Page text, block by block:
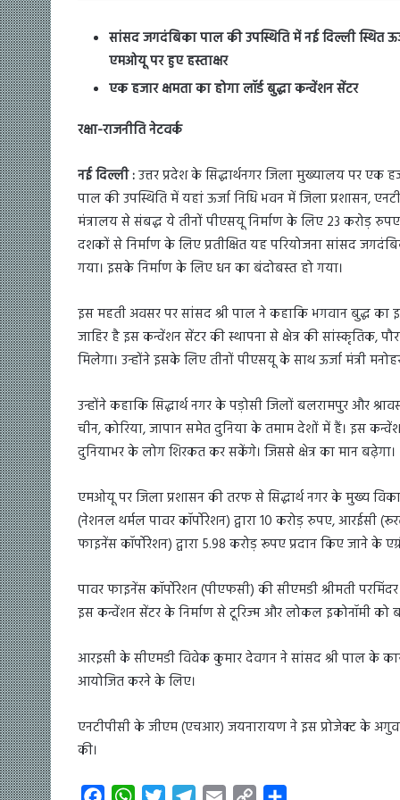
सांसद जगदंबिका पाल की उपस्थिति में नई दिल्ली स्थित
एमओयू पर हुए हस्ताक्षर
एक हजार क्षमता का होगा लॉर्ड बुद्धा कन्वेंशन सेंटर
रक्षा-राजनीति नेटवर्क
नई दिल्ली :उत्तर प्रदेश के सिद्धार्थनगर जिला मुख्यालय पर
पाल की उपस्थिति में यहां ऊर्जा निधि भवन में जिला प्रशासन,
मंत्रालय से संबद्ध ये तीनों पीएसयू निर्माण के लिए 23 करोड़ रुपए
दशकों से निर्माण के लिए प्रतीक्षित यह परियोजना सांसद
गया। इसके निर्माण के लिए धन का बंदोबस्त हो गया।
इस महती अवसर पर सांसद श्री पाल ने कहाकि भगवान बुद्ध का
जाहिर है इस कन्वेंशन सेंटर की स्थापना से क्षेत्र की सांस्कृतिक,
मिलेगा। उन्होंने इसके लिए तीनों पीएसयू के साथ ऊर्जा मंत्री
उन्होंने कहाकि सिद्धार्थ नगर के पड़ोसी जिलों बलरामपुर और
चीन, कोरिया, जापान समेत दुनिया के तमाम देशों में हैं। इस
दुनियाभर के लोग शिरकत कर सकेंगे। जिससे क्षेत्र का मान बढ़ेगा।
एमओयू पर जिला प्रशासन की तरफ से सिद्धार्थ नगर के मुख्य
(नेशनल थर्मल पावर कॉर्पोरेशन) द्वारा 10 करोड़ रुपए, आरईसी
फाइनेंस कॉर्पोरेशन) द्वारा 5.98 करोड़ रूपए प्रदान किए जाने के
पावर फाइनेंस कॉर्पोरेशन (पीएफसी) की सीएमडी श्रीमती
इस कन्वेंशन सेंटर के निर्माण से टूरिज्म और लोकल इकोनॉमी को
आरइसी के सीएमडी विवेक कुमार देवगन ने सांसद श्री पाल के
आयोजित करने के लिए।
एनटीपीसी के जीएम (एचआर) जयनारायण ने इस प्रोजेक्ट के
की।